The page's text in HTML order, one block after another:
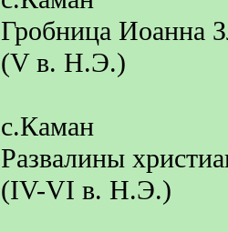
Гробница Иоанна
(V в. Н.Э.)
с.Каман
Развалины
(IV-VI в. Н.Э.)